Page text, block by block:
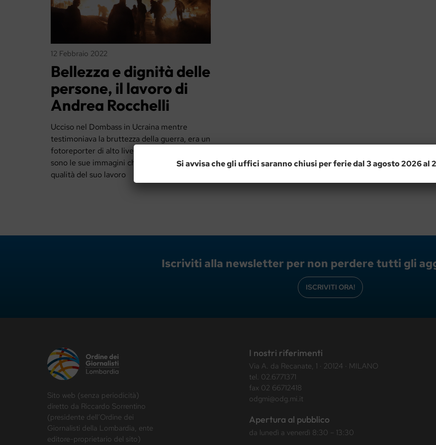
12 Febbraio 2022
Bellezza e dignità delle
persone, il lavoro di
Andrea Rocchelli
Ucciso nel Dombass in Ucraina mentre
testimoniava la bruttezza della guerra, era un
fotoreporter di alto livello. Più che le parole,
sono le sue immagini che testimoniano la
qualità del suo lavoro
Iscriviti alla newsletter per non perdere tutti gli
ISCRIVITI ORA!
Sito web (senza periodicità)
diretto da Riccardo Sorrentino
(presidente dell’Ordine dei
Giornalisti della Lombardia, ente
editore-proprietario del sito)
I nostri riferimenti
Via A. da Recanate, 1 · 20124 · MILANO
tel. 02.6771371
fax 02 66712418
odgmi@odg.mi.it
Apertura al pubblico
da lunedì a venerdì 8:30 – 13:30
Si avvisa che gli uffici saranno chiusi per ferie dal 3 agosto 2026 al